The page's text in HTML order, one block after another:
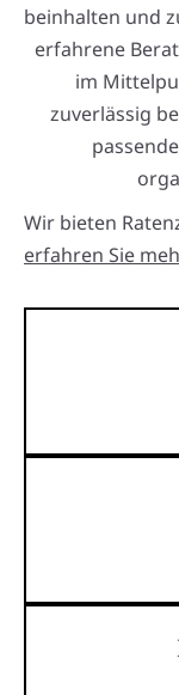
beinhalten und
erfahrene
im
zuverlässig
Wir bieten
erfahren Sie